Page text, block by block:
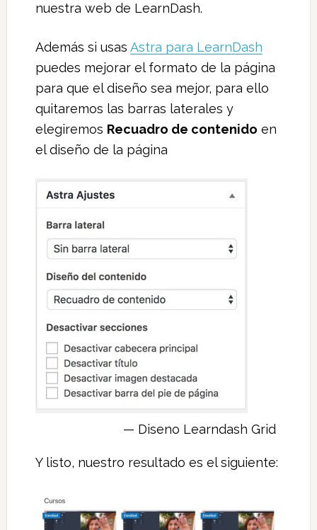
nuestra web de LearnDash.
Además si usas Astra para LearnDash
puedes mejorar el formato de la página
para que el diseño sea mejor, para ello
quitaremos las barras laterales y
elegiremos Recuadro de contenido en
el diseño de la página
Diseno Learndash Grid
Y listo, nuestro resultado es el siguiente: